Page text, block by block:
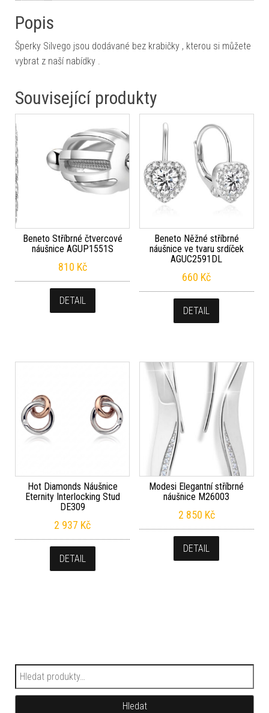
Popis
Šperky Silvego jsou dodávané bez krabičky , kterou si můžete
vybrat z naší nabídky .
Související produkty
Beneto Stříbrné čtvercové
náušnice AGUP1551S
810 Kč
DETAIL
Beneto Něžné stříbrné
náušnice ve tvaru srdíček
AGUC2591DL
660 Kč
DETAIL
Hot Diamonds Náušnice
Eternity Interlocking Stud
DE309
2 937 Kč
DETAIL
Modesi Elegantní stříbrné
náušnice M26003
2 850 Kč
DETAIL
Hledat:
Hledat